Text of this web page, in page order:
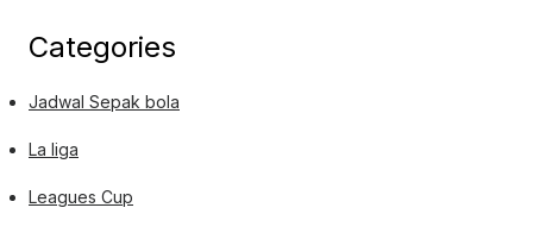
Categories
Jadwal Sepak bola
La liga
Leagues Cup